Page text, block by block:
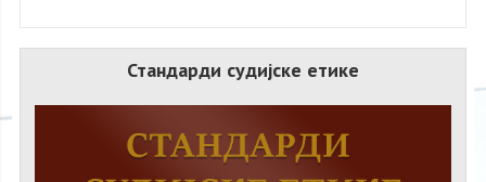
Стандарди судијске етике